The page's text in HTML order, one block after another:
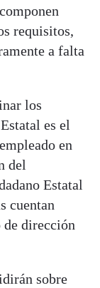
requisitos,
a falta
los
es el
en
del
Estatal
cuentan
de dirección
sobre